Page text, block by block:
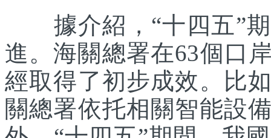
據介紹，“十四五”期
進。海關總署在63個口
經取得了初步成效。比
關總署依托相關智能設